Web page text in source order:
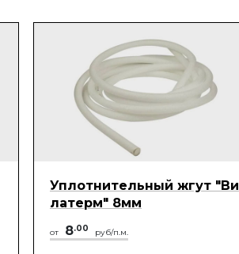
Уплотнительный жгут "Ви
латерм" 8мм
от 8.00 руб/п.м.